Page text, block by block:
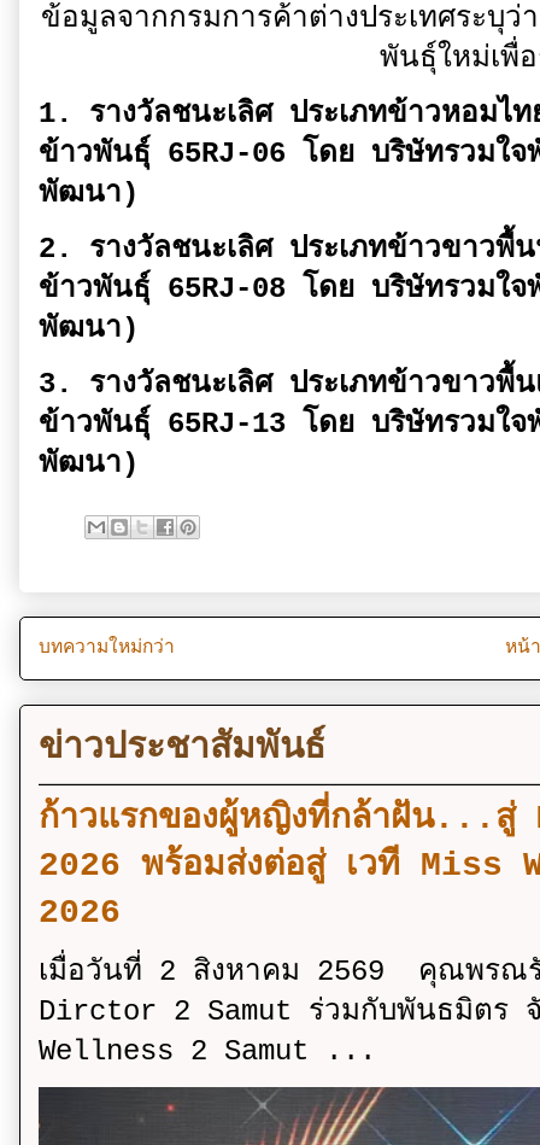
ข้อมูลจากกรมการค้าต่างประเทศระบุ
พันธุ์ใหม่เ
1. รางวัลชนะเลิศ ประเภทข้าวหอมไ
ข้าวพันธุ์ 65RJ-06 โดย บริษัทรวมใ
พัฒนา)
2. รางวัลชนะเลิศ ประเภทข้าวขาว
ข้าวพันธุ์ 65RJ-08 โดย บริษัทรวมใ
พัฒนา)
3. รางวัลชนะเลิศ ประเภทข้าวขาว
ข้าวพันธุ์ 65RJ-13 โดย บริษัทรวมใ
พัฒนา)
บทความใหม่กว่า หน้
ข่าวประชาสัมพันธ์
ก้าวแรกของผู้หญิงที่กล้าฝัน...
2026 พร้อมส่งต่อสู่ เวที
2026
เมื่อวันที่ 2 สิงหาคม 2569 คุณพร
Dirctor 2 Samut ร่วมกับพันธมิตร จั
Wellness 2 Samut ...